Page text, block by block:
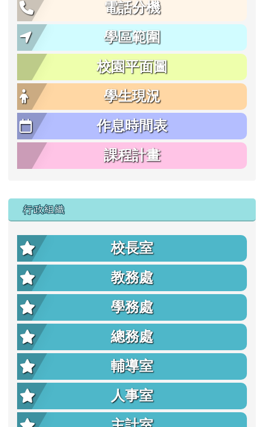
電話分機
學區範圍
校園平面圖
學生現況
作息時間表
課程計畫
行政組織
校長室
教務處
學務處
總務處
輔導室
人事室